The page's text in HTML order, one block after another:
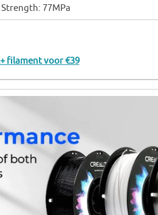
77MPa
filament voor €39